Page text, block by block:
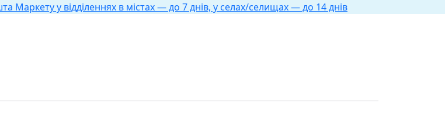
Маркету у відділеннях в містах — до 7 днів, у селах/селищах — до 14 днів